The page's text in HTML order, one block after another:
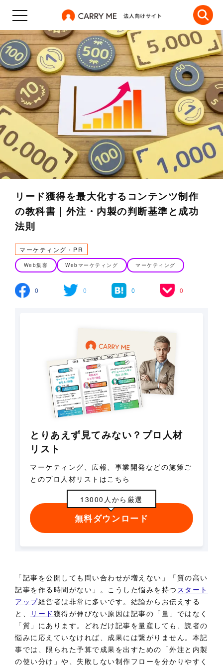
リード獲得を最大化するコンテンツ制作
の教科書｜外注・内製の判断基準と成功
法則
マーケティング・PR
Web集客 Webマーケティング マーケティング
0 0 0 0
とりあえず見てみない？プロ人材
リスト
マーケティング、広報、事業開発などの施策ご
とのプロ人材リストはこちら
13000人から厳選
無料ダウンロード
「記事を公開しても問い合わせが増えない」「質の高い
記事を作る時間がない」。こうした悩みを持つ スタート
アップ経営者は非常に多いです。結論からお伝えする
と、
リード 獲得が伸びない原因は記事の「量」ではなく
「質」にあります。どれだけ記事を量産しても、読者の
悩みに応えていなければ、成果には繋がりません。本記
事では、限られた予算で成果を出すための「外注と内製
の使い分け」や、失敗しない制作フローを分かりやすく